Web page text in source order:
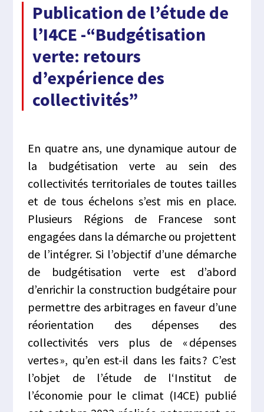
Publication de l’étude de
l’I4CE -“Budgétisation
verte: retours
d’expérience des
collectivités”
En quatre ans, une dynamique autour de
la budgétisation verte au sein des
collectivités territoriales de toutes tailles
et de tous échelons s’est misen place.
Plusieurs Régions de Francese sont
engagées dans la démarche ou projettent
de l’intégrer. Si l’objectif d’une démarche
de budgétisation verte est d’abord
d’enrichir la construction budgétaire pour
permettre des arbitrages en faveur d’une
réorientation des dépenses des
collectivités vers plus de « dépenses
vertes », qu’en est-il dans les faits ? C’est
l’objet de l’étude de l‘Institut de
l’économie pour le climat (I4CE) publié